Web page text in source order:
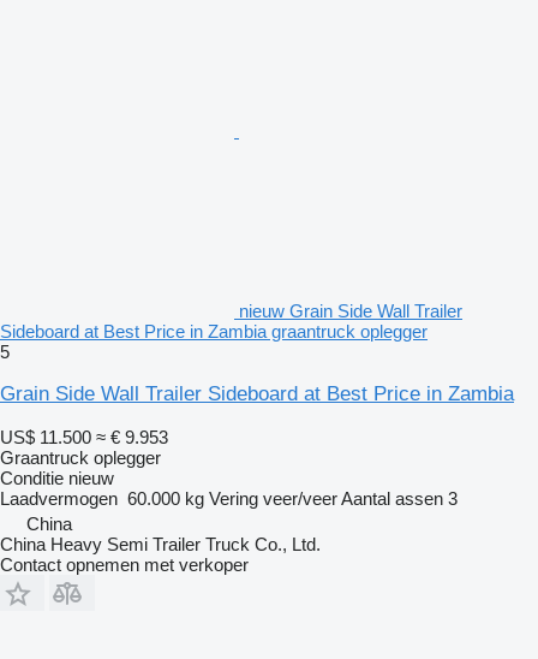
nieuw Grain Side Wall Trailer
Sideboard at Best Price in Zambia graantruck oplegger
5
Grain Side Wall Trailer Sideboard at Best Price in Zambia
US$ 11.500 ≈ € 9.953
Graantruck oplegger
Conditie nieuw
Laadvermogen 60.000 kg Vering veer/veerAantal assen 3
China
China Heavy Semi Trailer Truck Co., Ltd.
Contact opnemen met verkoper